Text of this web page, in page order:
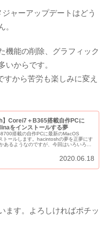
ャーアップデートはどう
。
機能の削除、グラフィック
いからです。
から苦労も楽しみに変え
】Corei7＋B365搭載自作PCに
をインストールする夢
搭載の自作PCに最新のMacOS
トールします。hacintoshの夢を正夢にす
あるようなのですが、今回はいろいろな
2020.06.18
ます。よろしければポチッ